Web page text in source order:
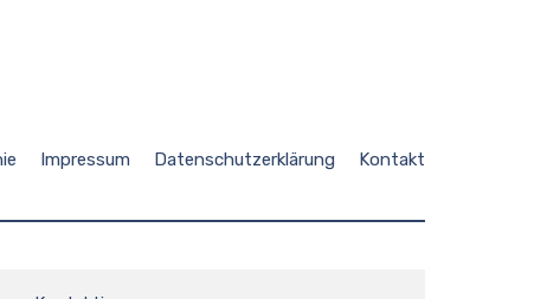
Impressum Datenschutzerklärung Kontakt